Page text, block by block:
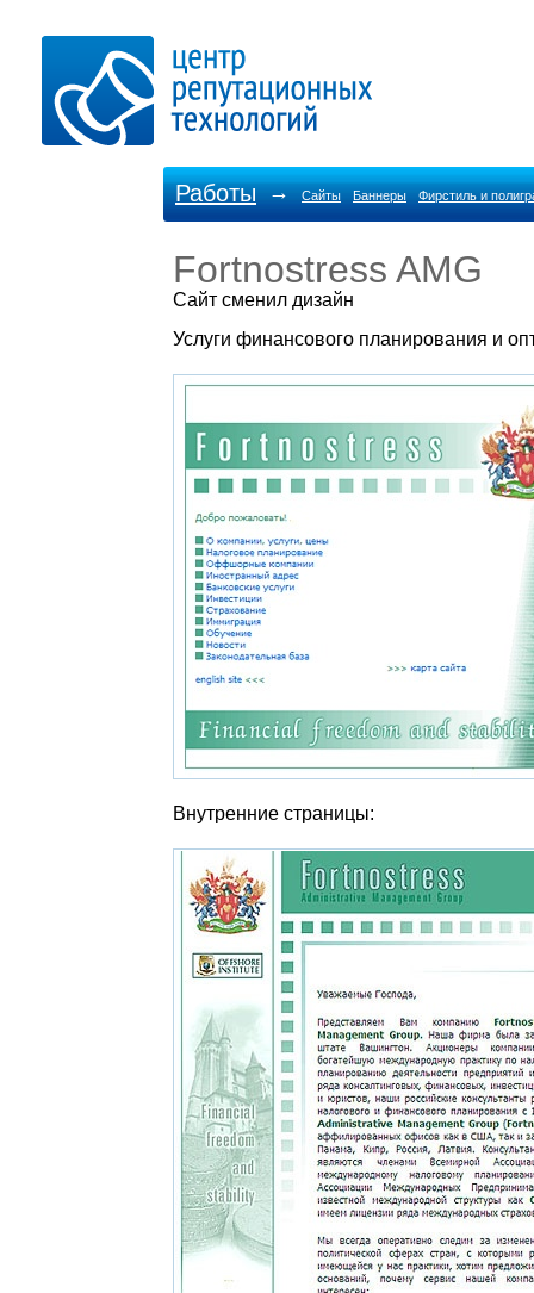
Работы → Сайты Баннеры Фирстиль и
Fortnostress AMG
Cайт сменил дизайн
Услуги финансового планирования и
Внутренние страницы: